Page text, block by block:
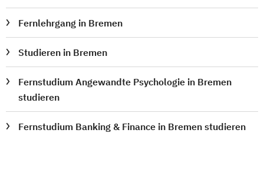
Fernlehrgang in Bremen
Studieren in Bremen
Fernstudium Angewandte Psychologie in Bremen
studieren
Fernstudium Banking & Finance in Bremen studieren